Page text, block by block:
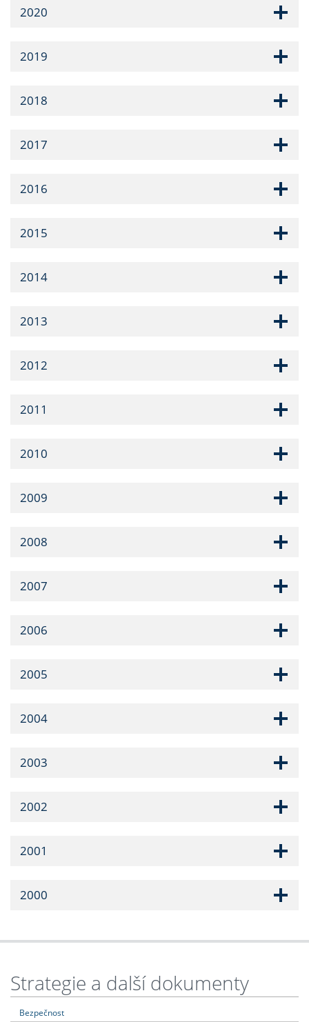
2020
2019
2018
2017
2016
2015
2014
2013
2012
2011
2010
2009
2008
2007
2006
2005
2004
2003
2002
2001
2000
Strategie a další dokumenty
Bezpečnost